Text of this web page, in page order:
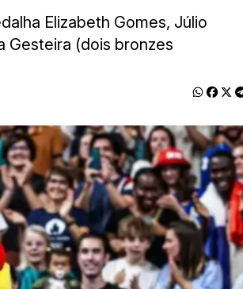
Elizabeth Gomes, Júlio
Gesteira (dois bronzes